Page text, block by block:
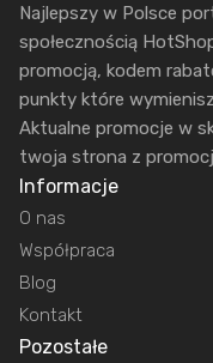
Najlepszy w Polsce
społecznością
promocją, kodem
punkty które
Aktualne promocje w
twoja strona z
Informacje
O nas
Współpraca
Blog
Kontakt
Pozostałe